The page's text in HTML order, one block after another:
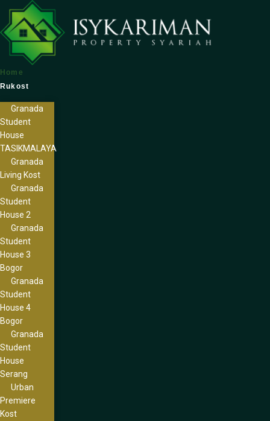
Home
Rukost
Granada
Student
House
TASIKMALAYA
Granada
Living Kost
Granada
Student
House 2
Granada
Student
House 3
Bogor
Granada
Student
House 4
Bogor
Granada
Student
House
Serang
Urban
Premiere
Kost